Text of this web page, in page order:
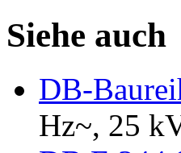
Siehe auch
DB-
Hz~, 25